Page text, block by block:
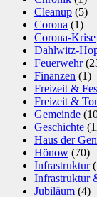
Cleanup (5)
Corona (1)
Corona-Krise
Dahlwitz-
Feuerwehr
Finanzen (1)
Freizeit &
Freizeit &
Gemeinde
Geschichte
Haus der
Hönow (70)
Infrastruktur
Infrastruktur
Jubiläum (4)